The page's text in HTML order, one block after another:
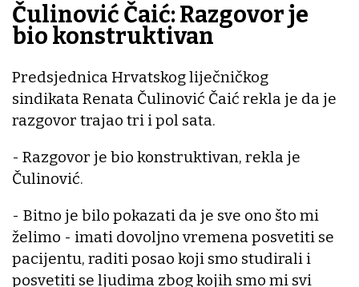
Čulinović Čaić: Razgovor je
bio konstruktivan
Predsjednica Hrvatskog liječničkog
sindikata Renata Čulinović Čaić rekla je da je
razgovor trajao tri i pol sata.
- Razgovor je bio konstruktivan, rekla je
Čulinović.
- Bitno je bilo pokazati da je sve ono što mi
želimo - imati dovoljno vremena posvetiti se
pacijentu, raditi posao koji smo studirali i
posvetiti se ljudima zbog kojih smo mi svi